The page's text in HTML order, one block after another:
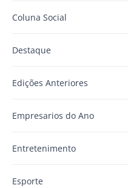
Coluna Social
Destaque
Edições Anteriores
Empresarios do Ano
Entretenimento
Esporte